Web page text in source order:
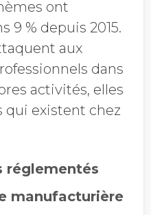
ont
9 % depuis 2015.
aux
dans
activités, elles
qui existent chez
réglementés
manufacturière